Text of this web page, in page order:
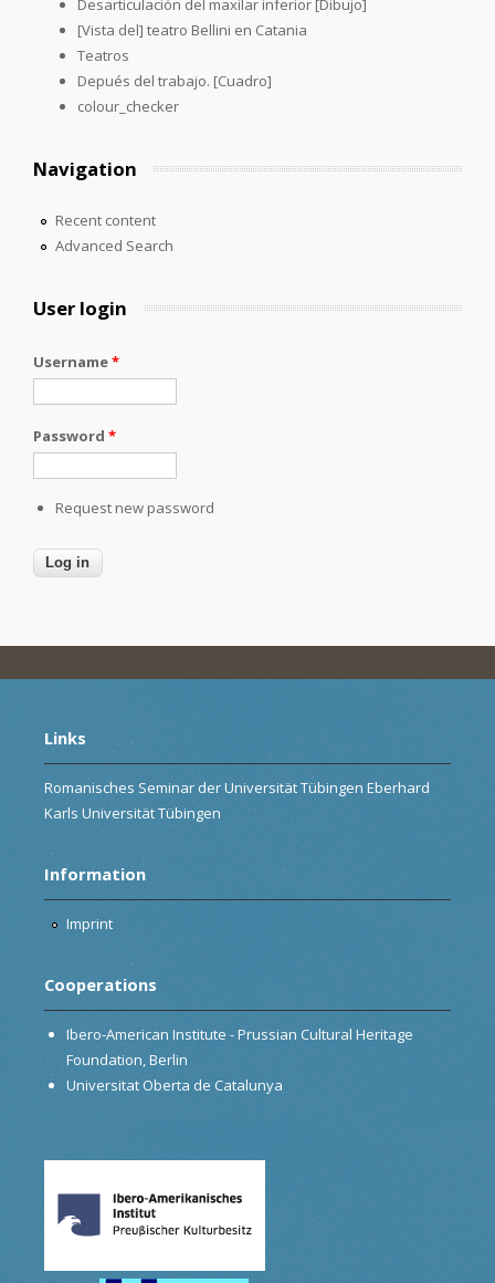
[Vista del] teatro Bellini en Catania
Teatros
Depués del trabajo. [Cuadro]
colour_checker
Navigation
Recent content
Advanced Search
User login
Username*
Password *
Request new password
Links
Romanisches Seminar der Universität Tübingen Eberhard
Karls Universität Tübingen
Information
Imprint
Cooperations
Ibero-American Institute - Prussian Cultural Heritage
Foundation, Berlin
Universitat Oberta de Catalunya